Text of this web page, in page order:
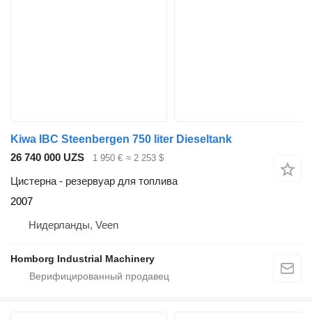
Kiwa IBC Steenbergen 750 liter Dieseltank
26 740 000 UZS
1 950 € ≈ 2 253 $
Цистерна - резервуар для топлива
2007
Нидерланды, Veen
Homborg Industrial Machinery